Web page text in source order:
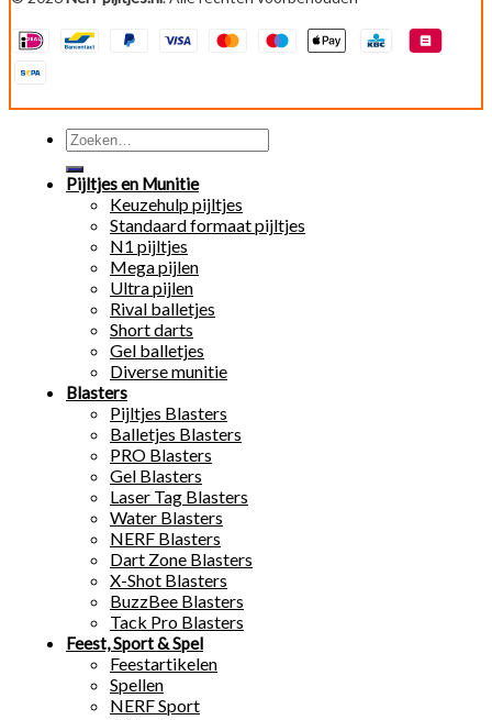
Zoeken
naar:
Pijltjes en Munitie
Keuzehulp pijltjes
Standaard formaat pijltjes
N1 pijltjes
Mega pijlen
Ultra pijlen
Rival balletjes
Short darts
Gel balletjes
Diverse munitie
Blasters
Pijltjes Blasters
Balletjes Blasters
PRO Blasters
Gel Blasters
Laser Tag Blasters
Water Blasters
NERF Blasters
Dart Zone Blasters
X-Shot Blasters
BuzzBee Blasters
Tack Pro Blasters
Feest, Sport & Spel
Feestartikelen
Spellen
NERF Sport